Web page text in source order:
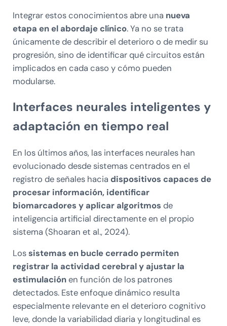
Integrar estos conocimientos abre una nueva
etapa en el abordaje clínico. Ya no se trata
únicamente de describir el deterioro o de medir su
progresión, sino de identificar qué circuitos están
implicados en cada caso y cómo pueden
modularse.
Interfaces neurales inteligentes y
adaptación en tiempo real
En los últimos años, las interfaces neurales han
evolucionado desde sistemas centrados en el
registro de señales hacia dispositivos capaces de
procesar información, identificar
biomarcadores y aplicar algoritmos de
inteligencia artificial directamente en el propio
sistema (Shoaran et al., 2024).
Lossistemas en bucle cerrado permiten
registrar la actividad cerebral y ajustar la
estimulaciónen función de los patrones
detectados. Este enfoque dinámico resulta
especialmente relevante en el deterioro cognitivo
leve, donde la variabilidad diaria y longitudinal es